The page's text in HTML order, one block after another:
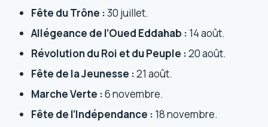
Fête du Trône :30 juillet.
Allégeance de l’Oued Eddahab : 14 août.
Révolution du Roi et du Peuple :20 août.
Fête de la Jeunesse :21 août.
Marche Verte :6 novembre.
Fête de l’Indépendance : 18 novembre.